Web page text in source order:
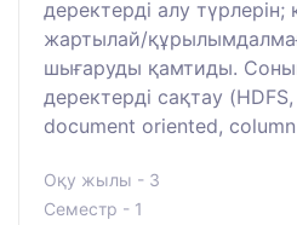
деректерді алу
жартылай/
шығаруды қамтиды.
деректерді сақтау
document oriented,
Оқу жылы - 3
Семестр - 1